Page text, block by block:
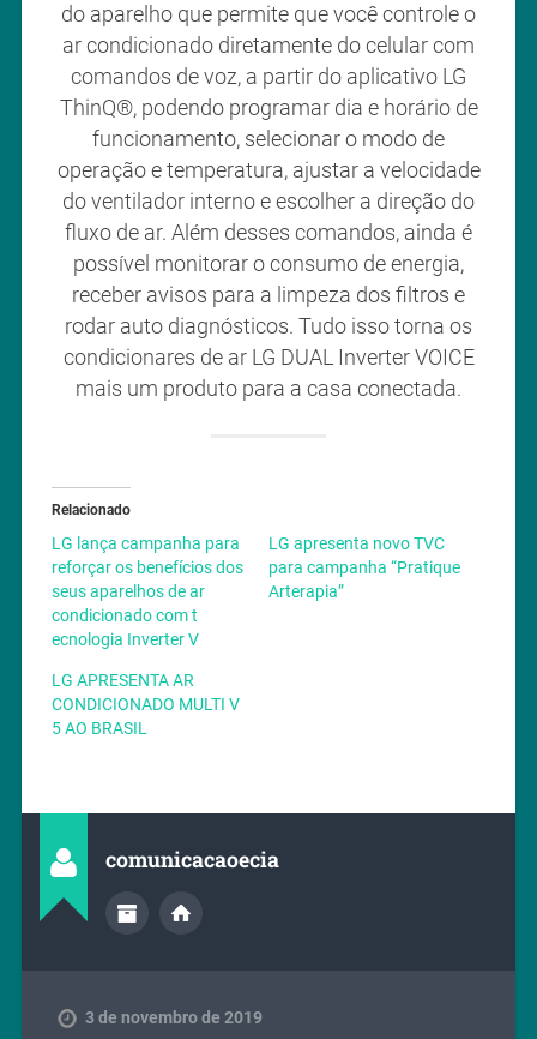
do aparelho que permite que você controle o
ar condicionado diretamente do celular com
comandos de voz, a partir do aplicativo LG
ThinQ®, podendo programar dia e horário de
funcionamento, selecionar o modo de
operação e temperatura, ajustar a velocidade
do ventilador interno e escolher a direção do
fluxo de ar. Além desses comandos, ainda é
possível monitorar o consumo de energia,
receber avisos para a limpeza dos filtros e
rodar auto diagnósticos. Tudo isso torna os
condicionares de ar LG DUAL Inverter VOICE
mais um produto para a casa conectada.
Relacionado
LG lança campanha para
reforçar os benefícios dos
seus aparelhos de ar
condicionado com t
ecnologia Inverter V
LG apresenta novo TVC
para campanha “Pratique
Arterapia”
LG APRESENTA AR
CONDICIONADO MULTI V
5 AO BRASIL
comunicacaoecia
3 de novembro de 2019